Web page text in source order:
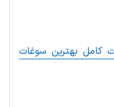
کامل بهترین سوغات